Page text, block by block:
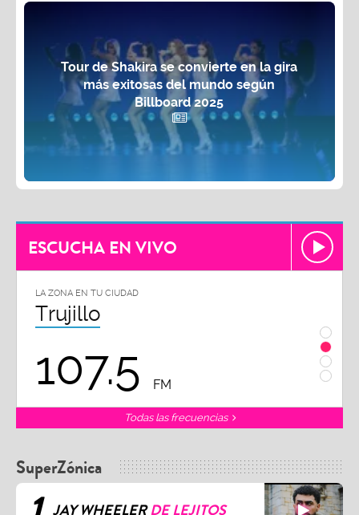
Tour de Shakira se convierte en la gira
más exitosas del mundo según
Billboard 2025
ESCUCHA EN VIVO
LA ZONA EN TU CIUDAD
Trujillo
107.5 FM
Todas las frecuencias
SuperZónica
JAY WHEELERDE LEJITOS